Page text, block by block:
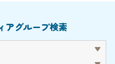
t
i
アグループ検索